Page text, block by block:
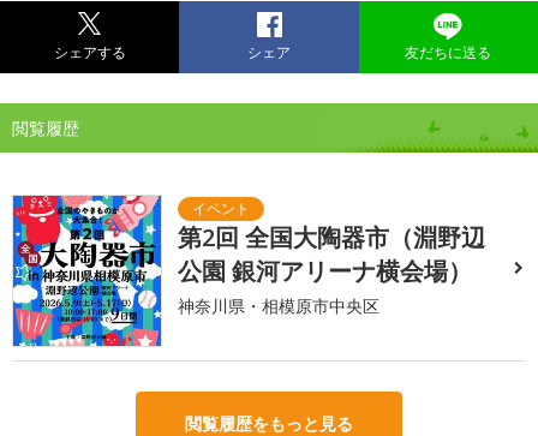
シェアする シェア 友だちに送る
閲覧履歴
第2回 全国大陶器市（淵野辺
公園 銀河アリーナ横会場）
神奈川県・相模原市中央区
閲覧履歴をもっと見る